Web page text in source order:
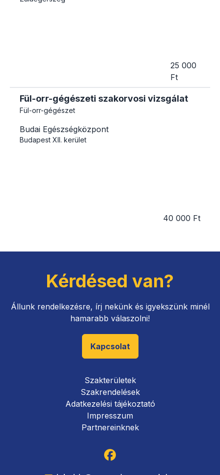
25 000
Ft
Fül-orr-gégészeti szakorvosi vizsgálat
Fül-orr-gégészet
Budai Egészségközpont
Budapest XII. kerület
40 000 Ft
Kérdésed van?
Állunk rendelkezésre, írj nekünk és igyekszünk minél
hamarabb válaszolni!
Kapcsolat
Szakterületek
Szakrendelések
Adatkezelési tájékoztató
Impresszum
Partnereinknek